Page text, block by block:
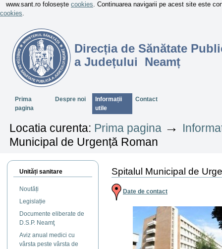
www.sant.ro folosește cookies. Continuarea navigarii pe acest site este
cookies.
Direcția de Sănătate
a Județului Neamț
SectiuniPrima
pagina
Despre noi
Informații
utile
Contact
Locatia curenta: Prima pagina →
Municipal de Urgență Roman
Unități sanitare
Noutăți
Legislație
Documente eliberate de
D.S.P. Neamţ
Aviz anual medici cu
vârsta peste vârsta de
Spitalul Municipal de
Date de contact